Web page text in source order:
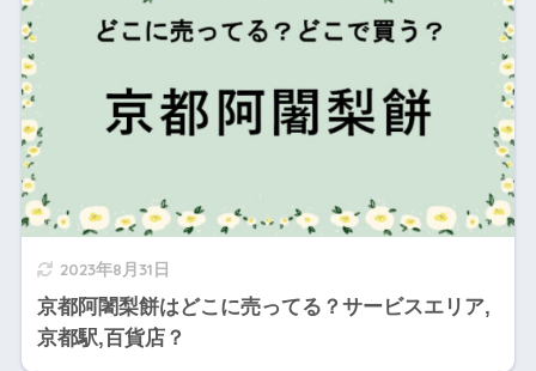
2023年8月31日
京都阿闍梨餅はどこに売ってる？サービスエリア,
京都駅,百貨店？